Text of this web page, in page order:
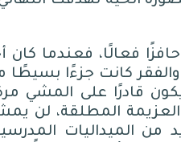
فعالًا، فعندما
والفقر كانت جزءًا
قادرًا على المشي
المطلقة، لن
الميداليات